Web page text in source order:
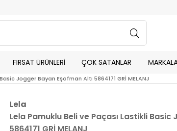
FIRSAT ÜRÜNLERİ ÇOK SATANLAR
Jogger Bayan Eşofman Altı 5864171 GRİ MELANJ
Lela
Lela Pamuklu Beli ve Paçası Lastikli